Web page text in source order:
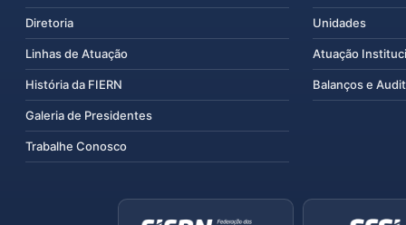
Diretoria
Linhas de Atuação
História da FIERN
Galeria de Presidentes
Trabalhe Conosco
Unidades
Atuação
Balanços e